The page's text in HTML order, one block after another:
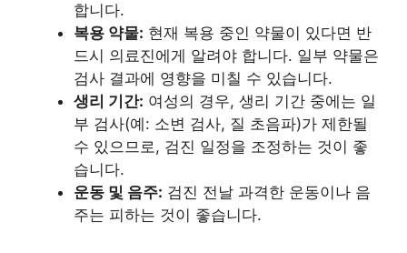
합니다.
복용 약물: 현재 복용 중인 약물이 있다면 반
드시 의료진에게 알려야 합니다. 일부 약물은
검사 결과에 영향을 미칠 수 있습니다.
생리 기간: 여성의 경우, 생리 기간 중에는 일
부 검사(예: 소변 검사, 질 초음파)가 제한될
수 있으므로, 검진 일정을 조정하는 것이 좋
습니다.
운동 및 음주: 검진 전날 과격한 운동이나 음
주는 피하는 것이 좋습니다.